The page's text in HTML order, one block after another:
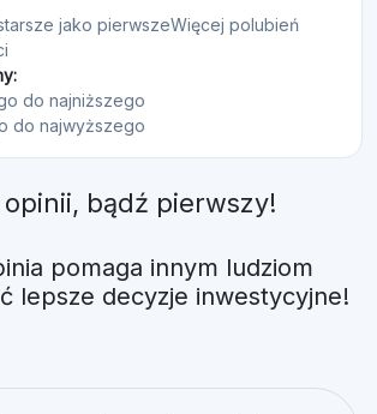
jako pierwszeWięcej polubień
do najniższego
do najwyższego
opinii, bądź pierwszy!
pomaga innym ludziom
lepsze decyzje inwestycyjne!